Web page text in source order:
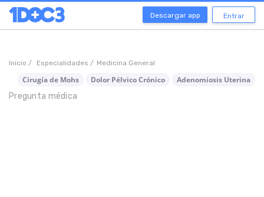
Descargar app Entrar
Inicio / Especialidades / Medicina General
Cirugía de Mohs Dolor Pélvico Crónico Adenomiosis Uterina
Pregunta médica